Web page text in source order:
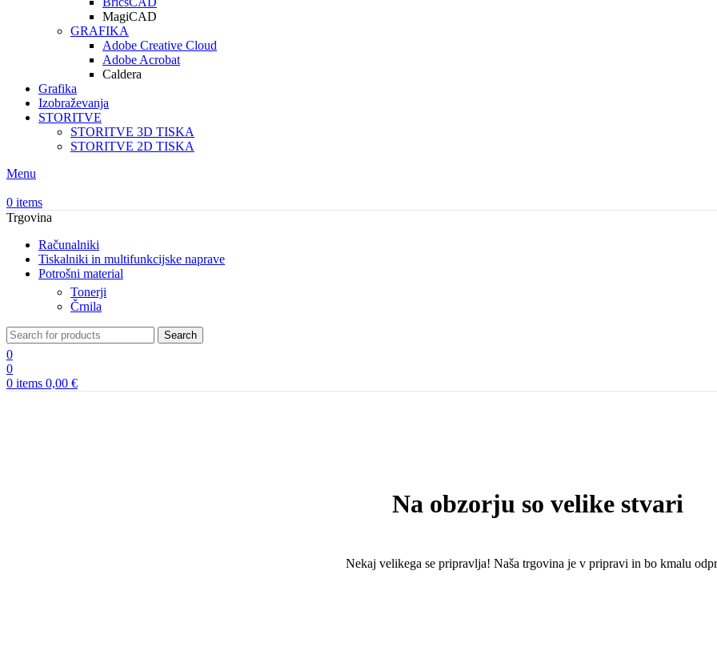
MagiCAD
GRAFIKA
Adobe Creative Cloud
Adobe Acrobat
Caldera
Grafika
Izobraževanja
STORITVE
STORITVE 3D TISKA
STORITVE 2D TISKA
Menu
0 items
Trgovina
Računalniki
Tiskalniki in multifunkcijske naprave
Potrošni material
Tonerji
Črnila
Search
0
0
0 items 0,00 €
Na obzorju so velike stvari
Nekaj ​​velikega se pripravlja! Naša trgovina je v pripravi in ​​bo kmalu